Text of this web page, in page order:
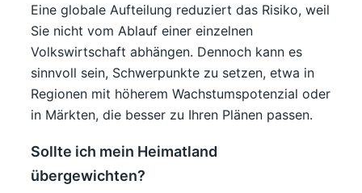
Eine globale Aufteilung reduziert das Risiko, weil
Sie nicht vom Ablauf einer einzelnen
Volkswirtschaft abhängen. Dennoch kann es
sinnvoll sein, Schwerpunkte zu setzen, etwa in
Regionen mit höherem Wachstumspotenzial oder
in Märkten, die besser zu Ihren Plänen passen.
Sollte ich mein Heimatland
übergewichten?